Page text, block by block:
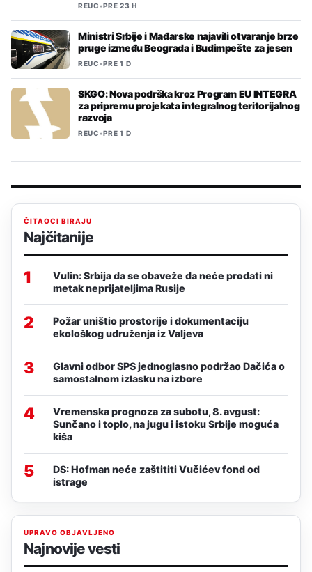
REUC•PRE 23 H
Ministri Srbije i Mađarske najavili otvaranje brze
pruge između Beograda i Budimpešte za jesen
REUC•PRE 1 D
SKGO: Nova podrška kroz Program EU INTEGRA
za pripremu projekata integralnog teritorijalnog
razvoja
REUC•PRE 1 D
ČITAOCI BIRAJU
Najčitanije
1
Vulin: Srbija da se obaveže da neće prodati ni
metak neprijateljima Rusije
2
Požar uništio prostorije i dokumentaciju
ekološkog udruženja iz Valjeva
3
Glavni odbor SPS jednoglasno podržao Dačića o
samostalnom izlasku na izbore
4
Vremenska prognoza za subotu, 8. avgust:
Sunčano i toplo, na jugu i istoku Srbije moguća
kiša
5
DS: Hofman neće zaštititi Vučićev fond od
istrage
UPRAVO OBJAVLJENO
Najnovije vesti